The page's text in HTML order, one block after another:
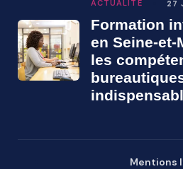
ACTUALITÉ 27
Formation
en Seine-et-
les
Mentions